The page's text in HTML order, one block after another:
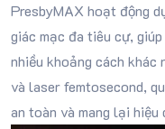
PresbyMAX hoạt động
giác mạc đa tiêu cự,
nhiều khoảng cách khác
và laser femtosecond,
an toàn và mang lại hiệu